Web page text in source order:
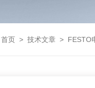
首页> 技术文章> FESTO